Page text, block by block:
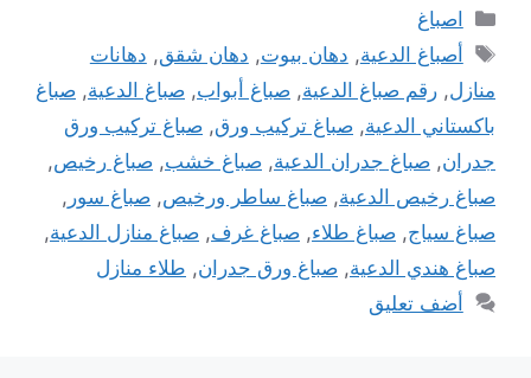
التصنيفات
اصباغ
الوسوم
أصباغ الدعية, دهان بيوت, دهان شقق, دهانات
منازل, رقم صباغ الدعية, صباغ أبواب, صباغ الدعية, صباغ
باكستاني الدعية, صباغ تركيب ورق, صباغ تركيب ورق
جدران, صباغ جدران الدعية, صباغ خشب, صباغ رخيص,
صباغ رخيص الدعية, صباغ ساطر ورخيص, صباغ سور ,
صباغ سياج, صباغ طلاء, صباغ غرف, صباغ منازل الدعية,
صباغ هندي الدعية, صباغ ورق جدران, طلاء منازل
أضف تعليق